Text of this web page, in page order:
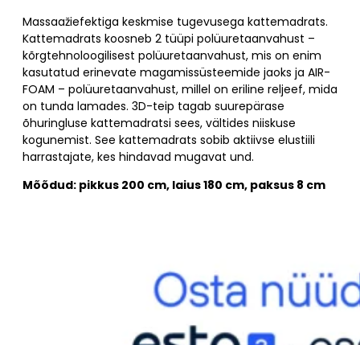
Massaažiefektiga keskmise tugevusega kattemadrats.
Kattemadrats koosneb 2 tüüpi polüuretaanvahust –
kõrgtehnoloogilisest polüuretaanvahust, mis on enim
kasutatud erinevate magamissüsteemide jaoks ja AIR-
FOAM – polüuretaanvahust, millel on eriline reljeef, mida
on tunda lamades. 3D-teip tagab suurepärase
õhuringluse kattemadratsi sees, vältides niiskuse
kogunemist. See kattemadrats sobib aktiivse elustiili
harrastajate, kes hindavad mugavat und.
Mõõdud: pikkus 200 cm, laius 180 cm, paksus 8 cm